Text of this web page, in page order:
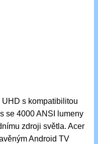
s kompatibilitou
se 4000 ANSI lumeny
zdroji světla. Acer
Android TV